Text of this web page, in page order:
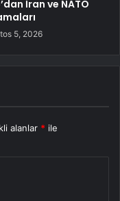
İran ve NATO
5, 2026
alanlar * ile